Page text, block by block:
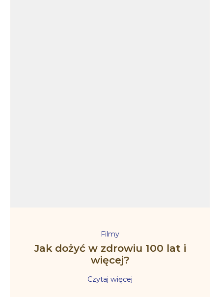
Filmy
Jak dożyć w zdrowiu 100 lat i
więcej?
Czytaj więcej